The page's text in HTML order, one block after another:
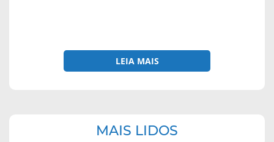
LEIA MAIS
NavegaçãoMAIS LIDOS